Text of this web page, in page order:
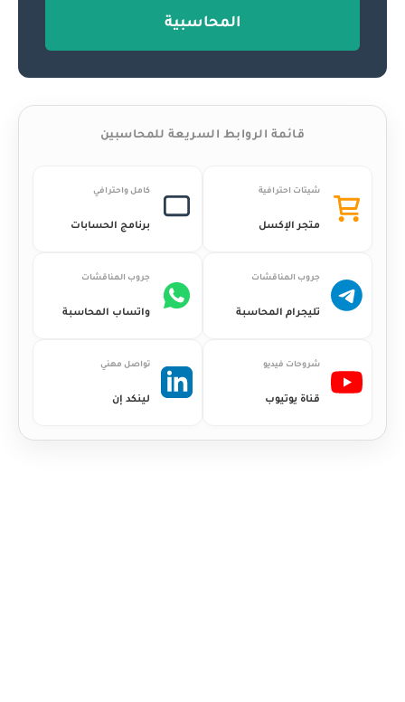
المحاسبية
قائمة الروابط السريعة للمحاسبين
شيتات احترافية
متجر الإكسل
كامل واحترافي
برنامج الحسابات
جروب المناقشات
تليجرام المحاسبة
جروب المناقشات
واتساب المحاسبة
شروحات فيديو
قناة يوتيوب
تواصل مهني
لينكد إن